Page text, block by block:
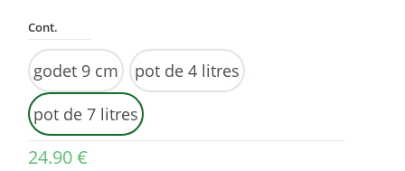
Cont.
godet 9 cm
pot de 4 litres
pot de 7 litres
24.90€